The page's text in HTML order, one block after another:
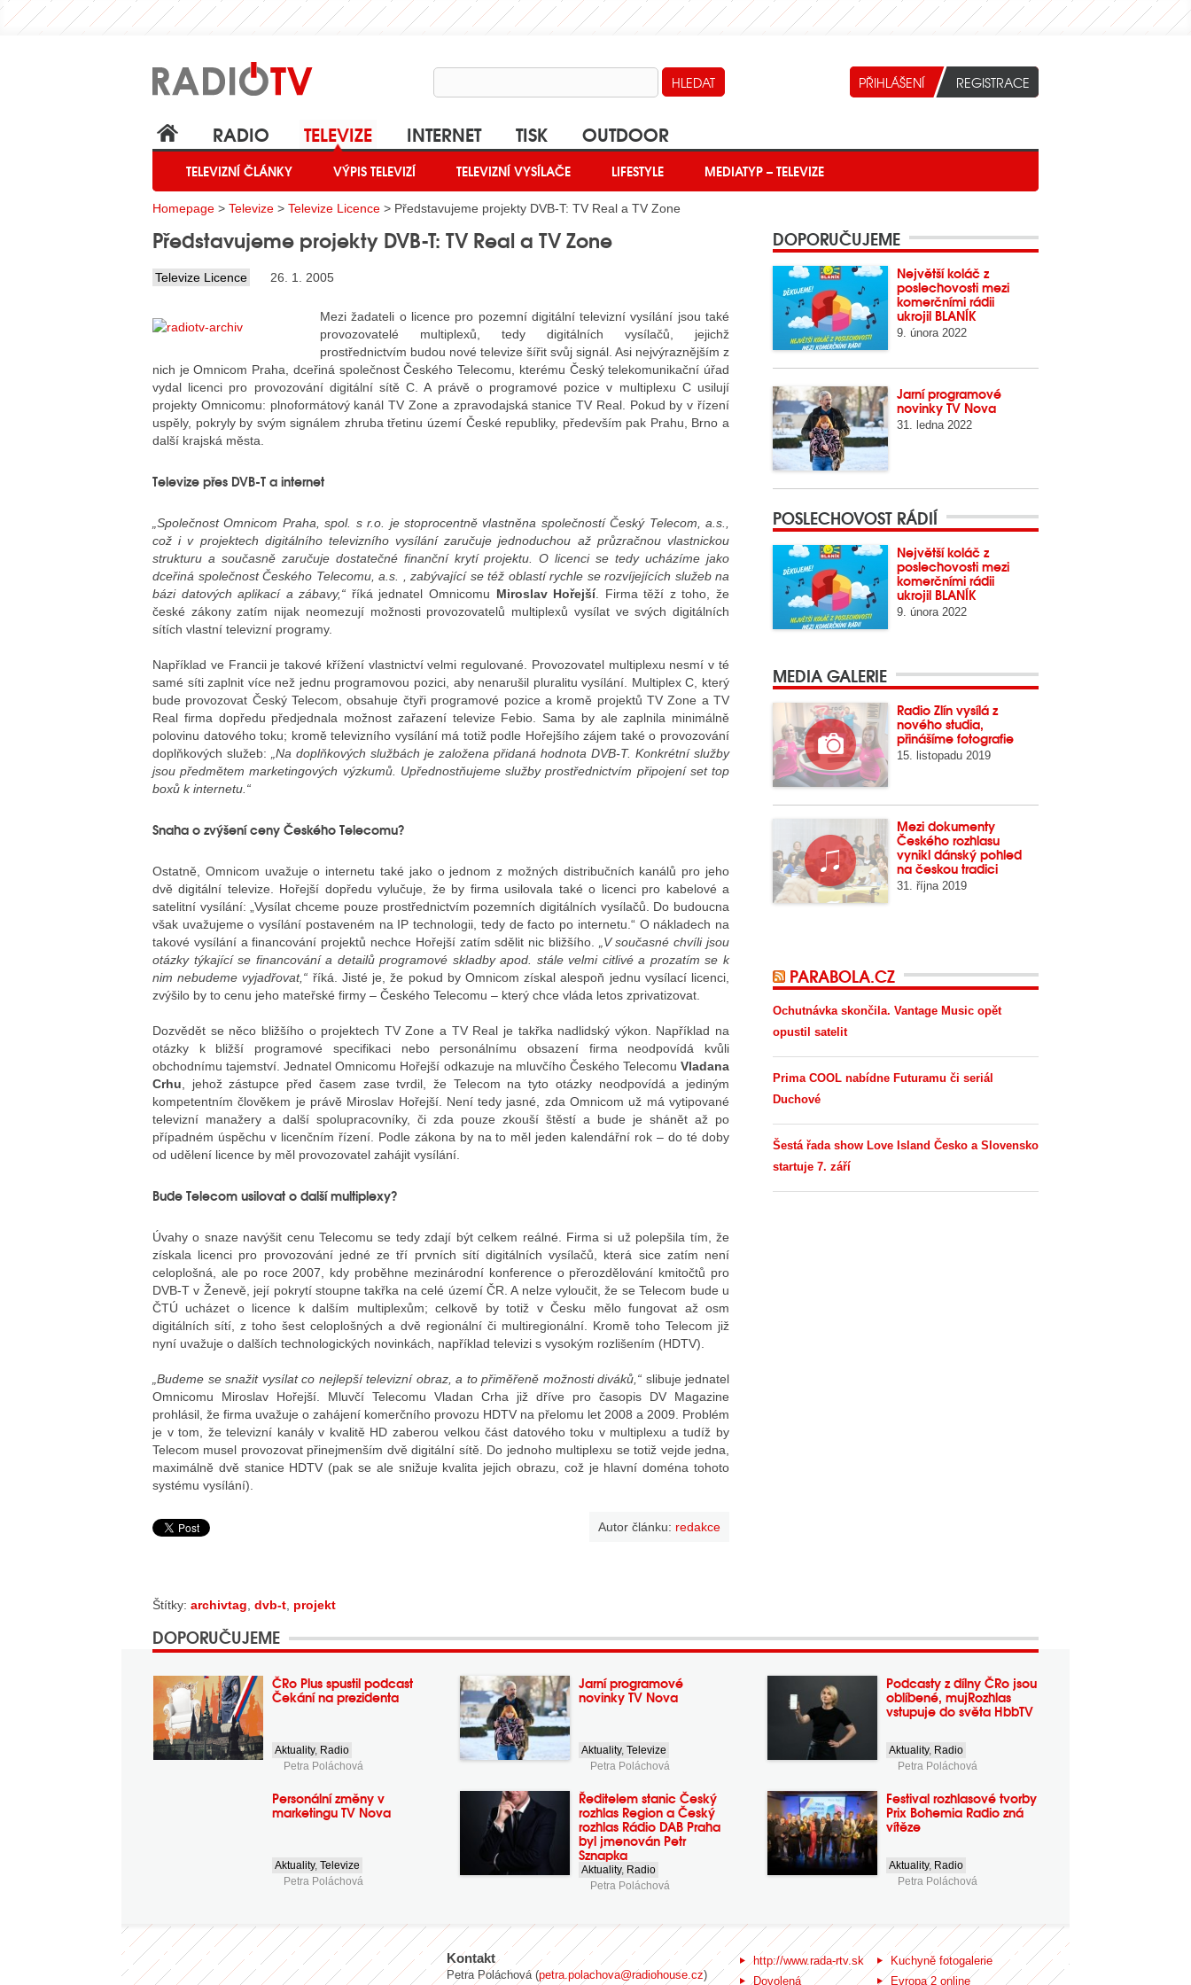
RADIO TELEVIZE
TELEVIZNÍ ČLÁNKY VÝPIS TELEVIZÍ TELEVIZNÍ VYSÍLAČE LIFESTYLE MEDIATYP – TELEVIZE
INTERNET TISK OUTDOOR
Homepage > Televize > Televize Licence > Představujeme projekty DVB-T: TV Real a TV Zone
Představujeme projekty DVB-T: TV Real a TV Zone
Televize Licence 26. 1. 2005
Mezi žadateli o licence pro pozemní digitální televizní vysílání jsou také
provozovatelé multiplexů, tedy digitálních vysílačů, jejichž
prostřednictvím budou nové televize šířit svůj signál. Asi nejvýraznějším z
nich je Omnicom Praha, dceřiná společnost Českého Telecomu, kterému Český telekomunikační úřad
vydal licenci pro provozování digitální sítě C. A právě o programové pozice v multiplexu C usilují
projekty Omnicomu: plnoformátový kanál TV Zone a zpravodajská stanice TV Real. Pokud by v řízení
uspěly, pokryly by svým signálem zhruba třetinu území České republiky, především pak Prahu, Brno a
další krajská města.
Televize přes DVB-T a internet
„Společnost Omnicom Praha, spol. s r.o. je stoprocentně vlastněna společností Český Telecom, a.s.,
což i v projektech digitálního televizního vysílání zaručuje jednoduchou až průzračnou vlastnickou
strukturu a současně zaručuje dostatečné finanční krytí projektu. O licenci se tedy ucházíme jako
dceřiná společnost Českého Telecomu, a.s. , zabývající se též oblastí rychle se rozvíjejících služeb na
bázi datových aplikací a zábavy,“ říká jednatel Omnicomu Miroslav Hořejší. Firma těží z toho, že
české zákony zatím nijak neomezují možnosti provozovatelů multiplexů vysílat ve svých digitálních
sítích vlastní televizní programy.
Například ve Francii je takové křížení vlastnictví velmi regulované. Provozovatel multiplexu nesmí v té
samé síti zaplnit více než jednu programovou pozici, aby nenarušil pluralitu vysílání. Multiplex C, který
bude provozovat Český Telecom, obsahuje čtyři programové pozice a kromě projektů TV Zone a TV
Real firma dopředu předjednala možnost zařazení televize Febio. Sama by ale zaplnila minimálně
polovinu datového toku; kromě televizního vysílání má totiž podle Hořejšího zájem také o provozování
doplňkových služeb:
„Na doplňkových službách je založena přidaná hodnota DVB-T. Konkrétní služby
jsou předmětem marketingových výzkumů. Upřednostňujeme služby prostřednictvím připojení set top
boxů k internetu.“
Snaha o zvýšení ceny Českého Telecomu?
Ostatně, Omnicom uvažuje o internetu také jako o jednom z možných distribučních kanálů pro jeho
dvě digitální televize. Hořejší dopředu vylučuje, že by firma usilovala také o licenci pro kabelové a
satelitní vysílání: „Vysílat chceme pouze prostřednictvím pozemních digitálních vysílačů. Do budoucna
však uvažujeme o vysílání postaveném na IP technologii, tedy de facto po internetu.“ O nákladech na
takové vysílání a financování projektů nechce Hořejší zatím sdělit nic bližšího.
„V současné chvíli jsou
otázky týkající se financování a detailů programové skladby apod. stále velmi citlivé a prozatím se k
nim nebudeme vyjadřovat,“ říká. Jisté je, že pokud by Omnicom získal alespoň jednu vysílací licenci,
zvýšilo by to cenu jeho mateřské firmy – Českého Telecomu – který chce vláda letos zprivatizovat.
Dozvědět se něco bližšího o projektech TV Zone a TV Real je takřka nadlidský výkon. Například na
otázky k bližší programové specifikaci nebo personálnímu obsazení firma neodpovídá kvůli
obchodnímu tajemství. Jednatel Omnicomu Hořejší odkazuje na mluvčího Českého TelecomuVladana
Crhu , jehož zástupce před časem zase tvrdil, že Telecom na tyto otázky neodpovídá a jediným
kompetentním člověkem je právě Miroslav Hořejší. Není tedy jasné, zda Omnicom už má vytipované
televizní manažery a další spolupracovníky, či zda pouze zkouší štěstí a bude je shánět až po
případném úspěchu v licenčním řízení. Podle zákona by na to měl jeden kalendářní rok – do té doby
od udělení licence by měl provozovatel zahájit vysílání.
Bude Telecom usilovat o další multiplexy?
Úvahy o snaze navýšit cenu Telecomu se tedy zdají být celkem reálné. Firma si už polepšila tím, že
získala licenci pro provozování jedné ze tří prvních sítí digitálních vysílačů, která sice zatím není
celoplošná, ale po roce 2007, kdy proběhne mezinárodní konference o přerozdělování kmitočtů pro
DVB-T v Ženevě, její pokrytí stoupne takřka na celé území ČR. A nelze vyloučit, že se Telecom bude u
ČTÚ ucházet o licence k dalším multiplexům; celkově by totiž v Česku mělo fungovat až osm
digitálních sítí, z toho šest celoplošných a dvě regionální či multiregionální. Kromě toho Telecom již
nyní uvažuje o dalších technologických novinkách, například televizi s vysokým rozlišením (HDTV).
„Budeme se snažit vysílat co nejlepší televizní obraz, a to přiměřeně možnosti diváků,“ slibuje jednatel
Omnicomu Miroslav Hořejší. Mluvčí Telecomu Vladan Crha již dříve pro časopis DV Magazine
prohlásil, že firma uvažuje o zahájení komerčního provozu HDTV na přelomu let 2008 a 2009. Problém
je v tom, že televizní kanály v kvalitě HD zaberou velkou část datového toku v multiplexu a tudíž by
Telecom musel provozovat přinejmenším dvě digitální sítě. Do jednoho multiplexu se totiž vejde jedna,
maximálně dvě stanice HDTV (pak se ale snižuje kvalita jejich obrazu, což je hlavní doména tohoto
systému vysílání).
Autor článku: redakce
Štítky: archivtag dvb-t projekt
DOPORUČUJEME
Největší koláč z
poslechovosti mezi
komerčními rádii
ukrojil BLANÍK
9. února 2022
Jarní programové
novinky TV Nova
31. ledna 2022
POSLECHOVOST RÁDIÍ
Největší koláč z
poslechovosti mezi
komerčními rádii
ukrojil BLANÍK
9. února 2022
MEDIA GALERIE
Radio Zlín vysílá z
nového studia,
přinášíme fotografie
15. listopadu 2019
Mezi dokumenty
Českého rozhlasu
vynikl dánský pohled
na českou tradici
31. října 2019
PARABOLA.CZ
Ochutnávka skončila. Vantage Music opět
opustil satelit
Prima COOL nabídne Futuramu či seriál
Duchové
Šestá řada show Love Island Česko a Slovensko
startuje 7. září
DOPORUČUJEME
ČRo Plus spustil podcast
Čekání na prezidenta
Aktuality, Radio
Petra Poláchová
Jarní programové
novinky TV Nova
Aktuality,Televize
Petra Poláchová
Podcasty z dílny ČRo jsou
oblíbené, mujRozhlas
vstupuje do světa HbbTV
Aktuality, Radio
Petra Poláchová
Personální změny v
marketingu TV Nova
Aktuality,Televize
Petra Poláchová
Ředitelem stanic Český
rozhlas Region a Český
rozhlas Rádio DAB Praha
byl jmenován Petr
Sznapka
Aktuality, Radio
Petra Poláchová
Festival rozhlasové tvorby
Prix Bohemia Radio zná
vítěze
Aktuality, Radio
Petra Poláchová
Kontakt
Petra Poláchová (petra.polachova@radiohouse.cz)
http://www.rada-rtv.sk
Kuchyně fotogalerie
Dovolená
Evropa 2 online